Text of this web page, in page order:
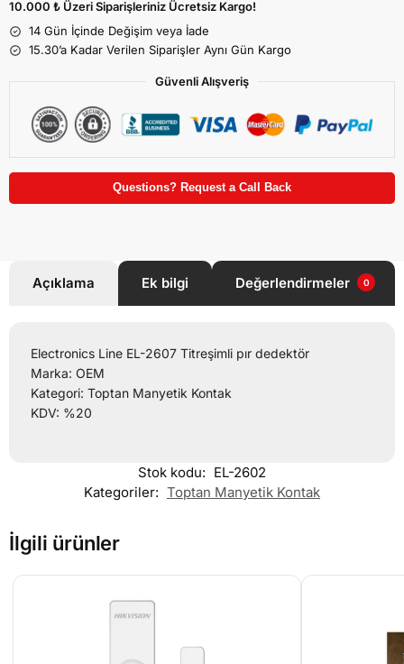
10.000 ₺ Üzeri Siparişleriniz Ücretsiz Kargo!
14 Gün İçinde Değişim veya İade
15.30’a Kadar Verilen Siparişler Aynı Gün Kargo
Güvenli Alışveriş
Questions? Request a Call Back
Açıklama Ek bilgi Değerlendirmeler 0
Electronics Line EL-2607 Titreşimli pır dedektör
Marka: OEM
Kategori: Toptan Manyetik Kontak
KDV: %20
Stok kodu: EL-2602
Kategoriler: Toptan Manyetik Kontak
İlgili ürünler